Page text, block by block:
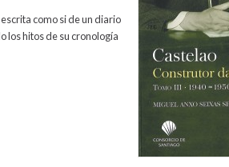
como si de un diario
los hitos de su cronología